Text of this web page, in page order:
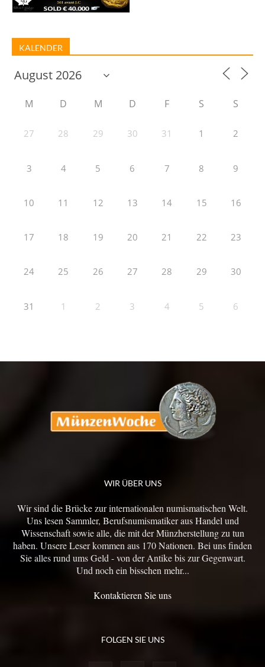
KALENDER
M D M D F S S
27 28 29 30 31 1 2
3 4 5 6 7 8 9
10 11 12 13 14 15 16
17 18 19 20 21 22 23
24 25 26 27 28 29 30
31 1 2 3 4 5 6
WIR ÜBER UNS
Wir sind die Brücke zur internationalen numismatischen Welt.
Uns lesen Sammler, Berufsnumismatiker aus Handel und
Wissenschaft sowie alle, die mit der Münzherstellung zu tun
haben. Unsere Leser kommen aus 170 Nationen. Bei uns finden
Sie alles rund ums Geld - von der Antike bis zur Gegenwart.
Und noch ein bisschen mehr...
Kontaktieren Sie uns
FOLGEN SIE UNS